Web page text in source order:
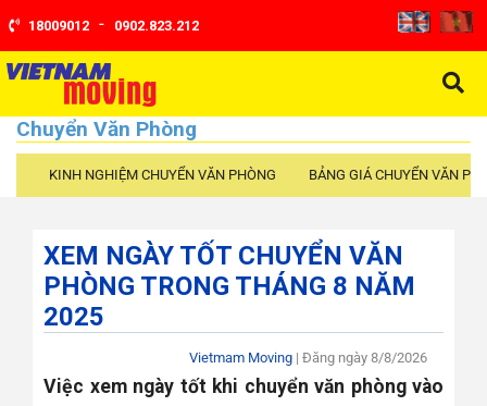
18009012 - 0902.823.212
Chuyển Văn Phòng
KINH NGHIỆM CHUYỂN VĂN PHÒNG BẢNG GIÁ CHUYỂN VĂN
XEM NGÀY TỐT CHUYỂN VĂN
PHÒNG TRONG THÁNG 8 NĂM
2025
Vietmam Moving| Đăng ngày 8/8/2026
Việc xem ngày tốt khi chuyển văn phòng vào